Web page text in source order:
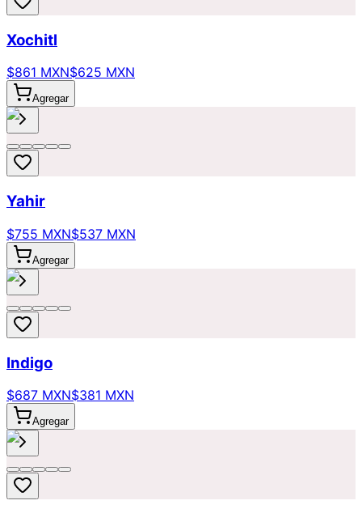
Xochitl
$861 MXN$625 MXN
Agregar
Yahir
$755 MXN$537 MXN
Agregar
Indigo
$687 MXN$381 MXN
Agregar